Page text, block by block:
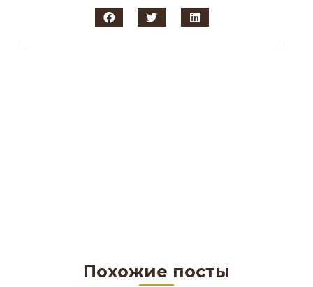
Похожие посты